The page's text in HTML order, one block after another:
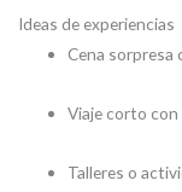
Ideas de experiencias
Cena sorpresa
Viaje corto
Talleres o